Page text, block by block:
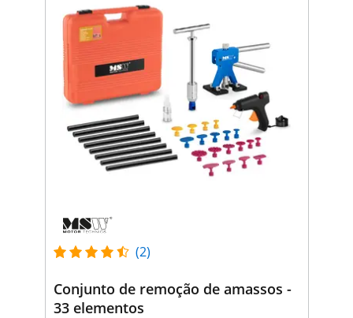
(2)
Conjunto de remoção de amassos -
33 elementos